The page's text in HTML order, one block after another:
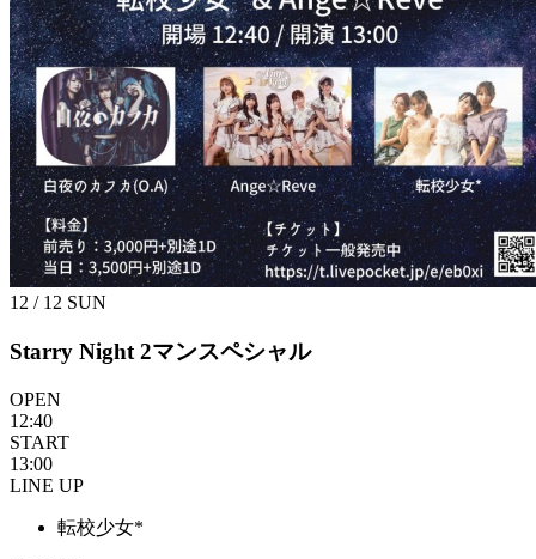
12 / 12 SUN
Starry Night 2マンスペシャル
OPEN
12:40
START
13:00
LINE UP
転校少女*